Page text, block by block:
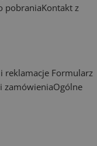
pobraniaKontakt z
reklamacje Formularz
zamówieniaOgólne